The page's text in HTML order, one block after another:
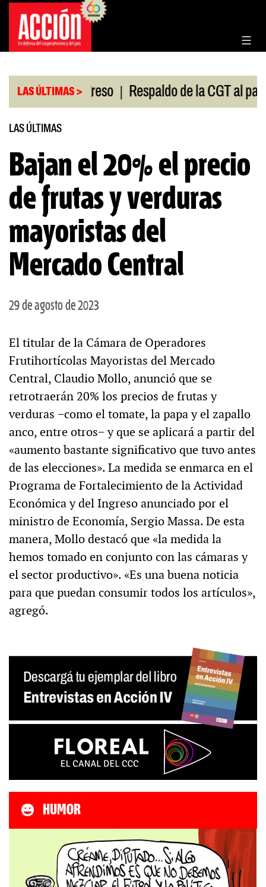
Saltar
contenido
LAS ÚLTIMAS >
en el Congreso | Respaldo de la CGT al paro
LAS ÚLTIMAS
Bajan el 20% el precio
de frutas y verduras
mayoristas del
Mercado Central
29 de agosto de 2023
El titular de la Cámara de Operadores
Frutihortícolas Mayoristas del Mercado
Central, Claudio Mollo, anunció que se
retrotraerán 20% los precios de frutas y
verduras −como el tomate, la papa y el zapallo
anco, entre otros− y que se aplicará a partir del
«aumento bastante significativo que tuvo antes
de las elecciones». La medida se enmarca en el
Programa de Fortalecimiento de la Actividad
Económica y del Ingreso anunciado por el
ministro de Economía, Sergio Massa. De esta
manera, Mollo destacó que «la medida la
hemos tomado en conjunto con las cámaras y
el sector productivo». «Es una buena noticia
para que puedan consumir todos los artículos»,
agregó.
HUMOR